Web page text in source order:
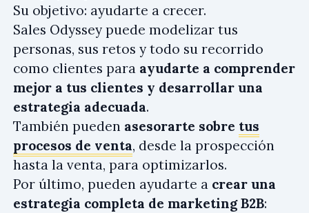
Su objetivo: ayudarte a crecer.
Sales Odyssey puede modelizar tus
personas, sus retos y todo su recorrido
como clientes para ayudarte a comprender
mejor a tus clientes y desarrollar una
estrategia adecuada.
También pueden asesorarte sobre tus
procesos de venta, desde la prospección
hasta la venta, para optimizarlos.
Por último, pueden ayudarte a crear una
estrategia completa de marketing B2B: